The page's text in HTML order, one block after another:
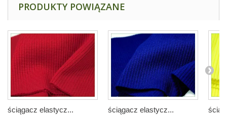
PRODUKTY POWIĄZANE
ściągacz elastycz... ściągacz elastycz...